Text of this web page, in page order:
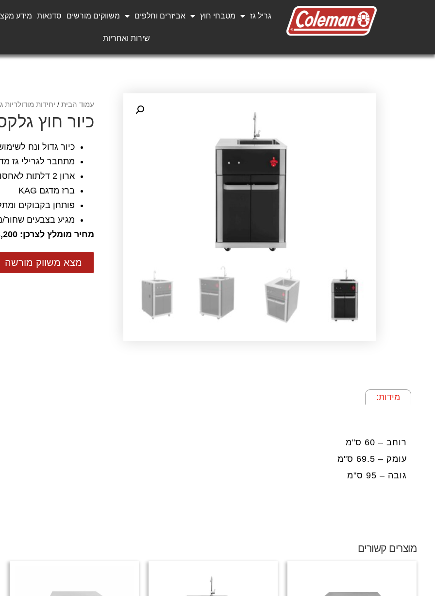
גריל גז מטבחי חוץ אביזרים וחלפים משווקים מורשים סדנאות מידע
שירות ואחריות
עמוד הבית/ יחידות מודולריות
כיור חוץ
כיור גדול ונח
מתחבר לגרילי גז
ארון 2 דלתות לאחסון נח
ברז מדגם KAG
פותחן בקבוקים
מגיע בצבעים שחור/
מחיר מומלץ לצרכן: ₪3,200
מצא משווק מורשה
מידות:
רוחב – 60 ס"מ
עומק – 69.5 ס"מ
גובה – 95 ס"מ
מוצרים קשורים